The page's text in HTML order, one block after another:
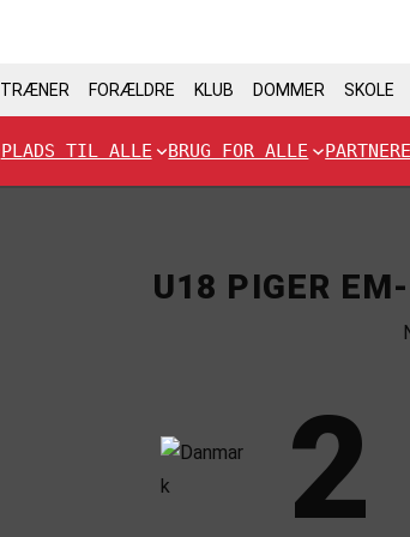
TRÆNER FORÆLDRE KLUB DOMMER SKOLE
PLADS TIL ALLE BRUG FOR ALLE PARTNERE
U18 PIGER
2